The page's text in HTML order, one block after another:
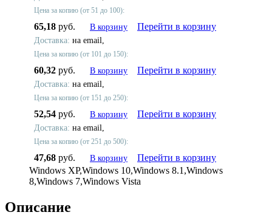
Цена за копию (от 51 до 100):
65,18 руб. В корзину Перейти в корзину
Доставка: на email,
Цена за копию (от 101 до 150):
60,32 руб. В корзину Перейти в корзину
Доставка: на email,
Цена за копию (от 151 до 250):
52,54 руб. В корзину Перейти в корзину
Доставка: на email,
Цена за копию (от 251 до 500):
47,68 руб. В корзину
Перейти в корзину
Windows XP,Windows 10,Windows 8.1,Windows
8,Windows 7,Windows Vista
Описание